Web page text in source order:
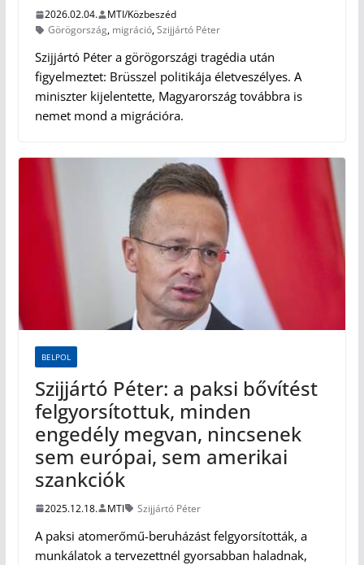
2026.02.04.
MTI/Közbeszéd
Görögország, migráció,Szijjártó Péter
Szijjártó Péter a görögországi tragédia után
figyelmeztet: Brüsszel politikája életveszélyes. A
miniszter kijelentette, Magyarország továbbra is
nemet mond a migrációra.
BELPOL
Szijjártó Péter: a paksi bővítést
felgyorsítottuk, minden
engedély megvan, nincsenek
sem európai, sem amerikai
szankciók
2025.12.18. MTI Szijjártó Péter
A paksi atomerőmű-beruházást felgyorsították, a
munkálatok a tervezettnél gyorsabban haladnak,